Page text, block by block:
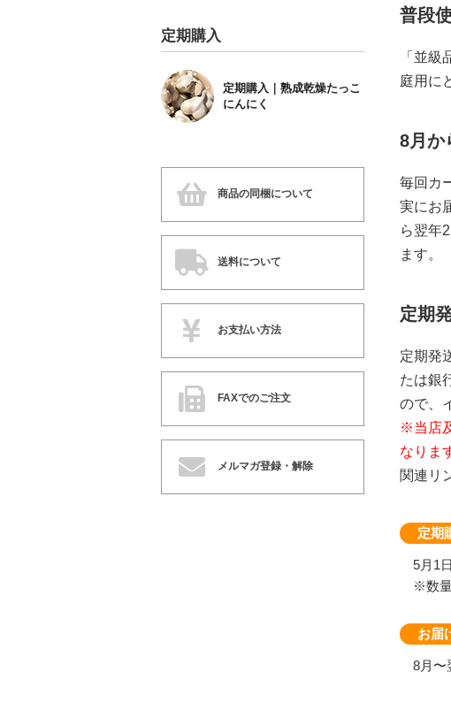
普段
「並
庭用に
8月か
毎回カ
実にお
ら翌年
ます。
定期
定期発
たは銀
ので、
※当店
なりま
関連リ
定期
5月1
※数
お届
8月〜
定期購入
定期購入｜熟成乾燥たっこ
にんにく
商品の同梱について
送料について
お支払い方法
FAXでのご注文
メルマガ登録・解除